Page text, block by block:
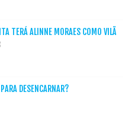
TERÁ ALINNE MORAES COMO VILÃ
DESENCARNAR?